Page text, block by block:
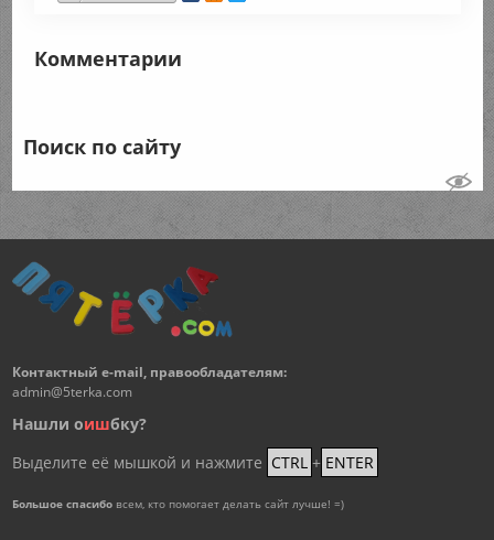
Комментарии
Поиск по сайту
Контактный e-mail, правообладателям:
admin@5terka.com
Нашли оишбку?
Выделите её мышкой и нажмите CTRL + ENTER
Большое спасибовсем, кто помогает делать сайт лучше! =)